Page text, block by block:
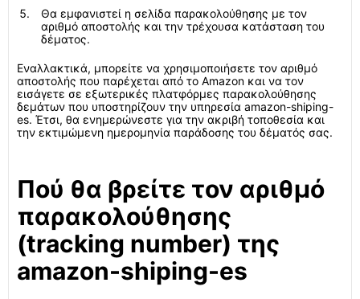
Θα εμφανιστεί η σελίδα παρακολούθησης με τον
αριθμό αποστολής και την τρέχουσα κατάσταση του
δέματος.
Εναλλακτικά, μπορείτε να χρησιμοποιήσετε τον αριθμό
αποστολής που παρέχεται από το Amazon και να τον
εισάγετε σε εξωτερικές πλατφόρμες παρακολούθησης
δεμάτων που υποστηρίζουν την υπηρεσία amazon-shiping-
es. Έτσι, θα ενημερώνεστε για την ακριβή τοποθεσία και
την εκτιμώμενη ημερομηνία παράδοσης του δέματός σας.
Πού θα βρείτε τον αριθμό
παρακολούθησης
(tracking number) της
amazon-shiping-es